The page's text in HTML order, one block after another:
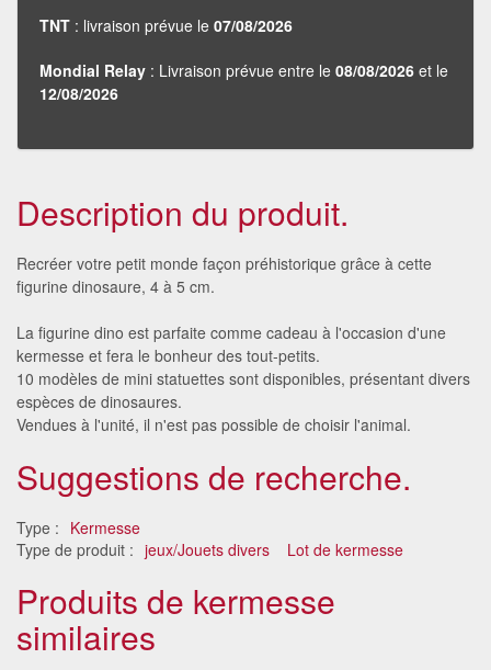
TNT : livraison prévue le 07/08/2026
Mondial Relay : Livraison prévue entre le 08/08/2026 et le
12/08/2026
Description du produit.
Recréer votre petit monde façon préhistorique grâce à cette
figurine dinosaure, 4 à 5 cm.
La figurine dino est parfaite comme cadeau à l'occasion d'une
kermesse et fera le bonheur des tout-petits.
10 modèles de mini statuettes sont disponibles, présentant divers
espèces de dinosaures.
Vendues à l'unité, il n'est pas possible de choisir l'animal.
Suggestions de recherche.
Type : Kermesse
Type de produit : jeux/Jouets divers Lot de kermesse
Produits de kermesse
similaires